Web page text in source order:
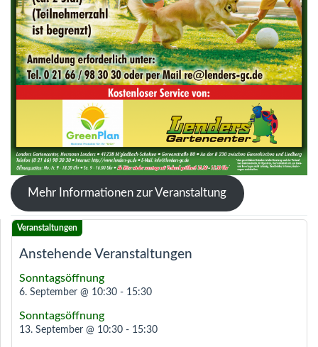
Mehr Informationen zur Veranstaltung
Anstehende Veranstaltungen
Sonntagsöffnung
6. September @ 10:30 - 15:30
Sonntagsöffnung
13. September @ 10:30 - 15:30